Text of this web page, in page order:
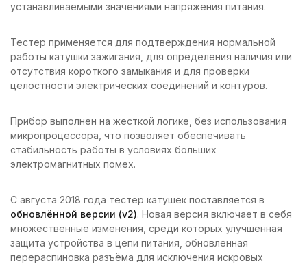
устанавливаемыми значениями напряжения питания.
Тестер применяется для подтверждения нормальной
работы катушки зажигания, для определения наличия или
отсутствия короткого замыкания и для проверки
целостности электрических соединений и контуров.
Прибор выполнен на жесткой логике, без использования
микропроцессора, что позволяет обеспечивать
стабильность работы в условиях больших
электромагнитных помех.
С августа 2018 года тестер катушек поставляется в
обновлённой версии (v2). Новая версия включает в себя
множественные изменения, среди которых улучшенная
защита устройства в цепи питания, обновленная
перераспиновка разъёма для исключения искровых